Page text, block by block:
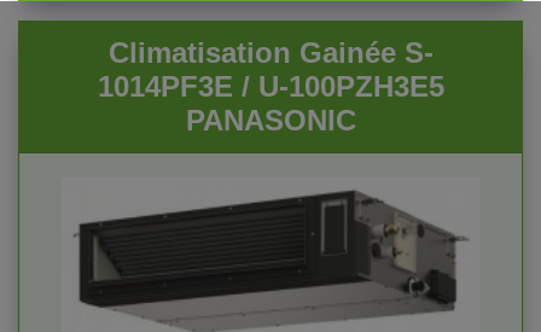
Climatisation Gainée S-
1014PF3E / U-100PZH3E5
PANASONIC